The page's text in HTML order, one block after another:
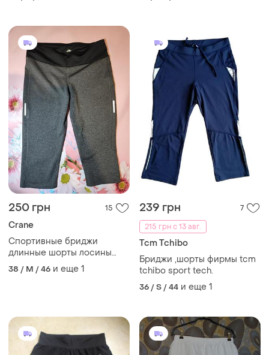
чорний розмір 14
250 грн 15
Crane
Спортивные бриджи
длинные шорты лосины
велосипедки
38 / M / 46 и еще 1
239 грн
7
215 грн с 13 авг.
Tcm Tchibo
Бриджи ,шорты фирмы tcm
tchibo sport tech.
36 / S / 44 и еще 1